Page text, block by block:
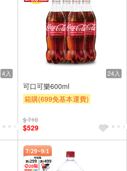
4入 24入
可口可樂600ml
箱購(699免基本運費)
滿額9折
$ 710
$529